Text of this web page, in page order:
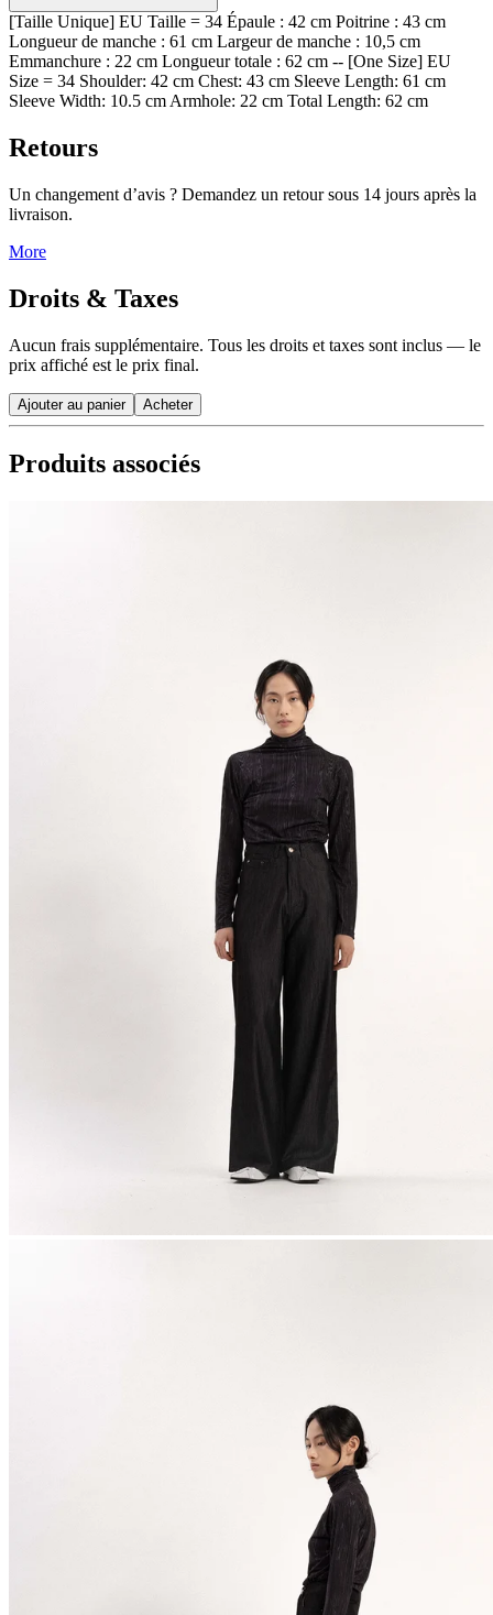
[Taille Unique] EU Taille = 34 Épaule : 42 cm Poitrine : 43 cm
Longueur de manche : 61 cm Largeur de manche : 10,5 cm
Emmanchure : 22 cm Longueur totale : 62 cm -- [One Size] EU
Size = 34 Shoulder: 42 cm Chest: 43 cm Sleeve Length: 61 cm
Sleeve Width: 10.5 cm Armhole: 22 cm Total Length: 62 cm
Retours
Un changement d’avis ? Demandez un retour sous 14 jours après la
livraison.
More
Droits & Taxes
Aucun frais supplémentaire. Tous les droits et taxes sont inclus — le
prix affiché est le prix final.
Ajouter au panier Acheter
Produits associés